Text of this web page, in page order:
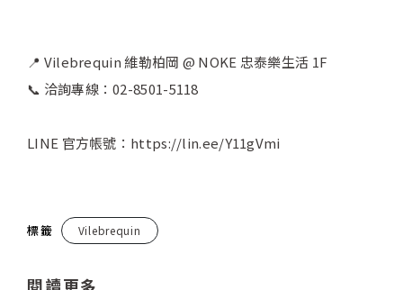
📍 Vilebrequin 維勒柏岡 @ NOKE 忠泰樂生活 1F
📞 洽詢專線：02-8501-5118
LINE 官方帳號：https://lin.ee/Y11gVmi
標籤 Vilebrequin